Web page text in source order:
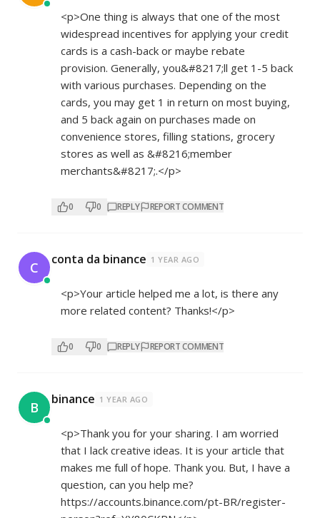
<p>One thing is always that one of the most
widespread incentives for applying your credit
cards is a cash-back or maybe rebate
provision. Generally, you&#8217;ll get 1-5 back
with various purchases. Depending on the
cards, you may get 1 in return on most buying,
and 5 back again on purchases made on
convenience stores, filling stations, grocery
stores as well as &#8216;member
merchants&#8217;.</p>
0 0 REPLY REPORT COMMENT
C conta da binance 1 YEAR AGO
<p>Your article helped me a lot, is there any
more related content? Thanks!</p>
0 0 REPLY REPORT COMMENT
B binance 1 YEAR AGO
<p>Thank you for your sharing. I am worried
that I lack creative ideas. It is your article that
makes me full of hope. Thank you. But, I have a
question, can you help me?
https://accounts.binance.com/pt-BR/register-